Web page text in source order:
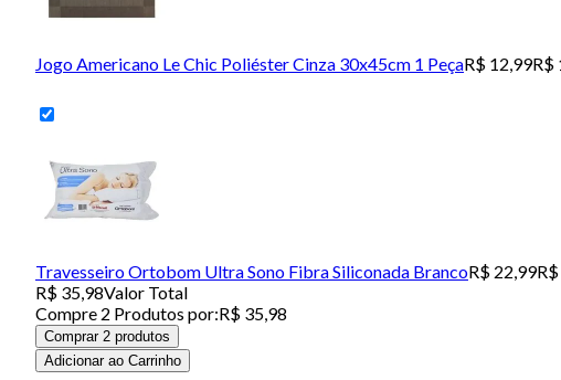
Jogo Americano Le Chic Poliéster Cinza 30x45cm 1 PeçaR$ 12,99R$
Travesseiro Ortobom Ultra Sono Fibra Siliconada BrancoR$ 22,99
R$ 35,98Valor Total
Compre 2 Produtos por:R$ 35,98
Comprar 2 produtos
Adicionar ao Carrinho